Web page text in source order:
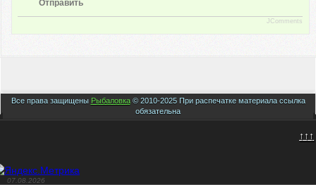
Отправить
JComments
Все права защищены Рыбаловка© 2010-2025 При распечатке материала ссылка
обязательна
↑↑↑
07.08.2026